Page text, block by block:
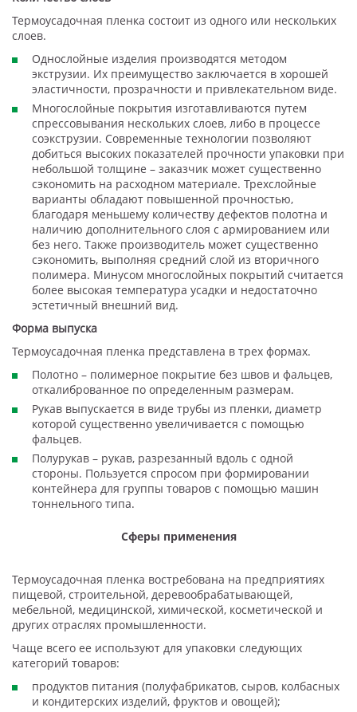
Термоусадочная пленка состоит из одного или нескольких
слоев.
Однослойные изделия производятся методом
экструзии. Их преимущество заключается в хорошей
эластичности, прозрачности и привлекательном виде.
Многослойные покрытия изготавливаются путем
спрессовывания нескольких слоев, либо в процессе
соэкструзии. Современные технологии позволяют
добиться высоких показателей прочности упаковки при
небольшой толщине – заказчик может существенно
сэкономить на расходном материале. Трехслойные
варианты обладают повышенной прочностью,
благодаря меньшему количеству дефектов полотна и
наличию дополнительного слоя с армированием или
без него. Также производитель может существенно
сэкономить, выполняя средний слой из вторичного
полимера. Минусом многослойных покрытий считается
более высокая температура усадки и недостаточно
эстетичный внешний вид.
Форма выпуска
Термоусадочная пленка представлена в трех формах.
Полотно – полимерное покрытие без швов и фальцев,
откалиброванное по определенным размерам.
Рукав выпускается в виде трубы из пленки, диаметр
которой существенно увеличивается с помощью
фальцев.
Полурукав – рукав, разрезанный вдоль с одной
стороны. Пользуется спросом при формировании
контейнера для группы товаров с помощью машин
тоннельного типа.
Сферы применения
Термоусадочная пленка востребована на предприятиях
пищевой, строительной, деревообрабатывающей,
мебельной, медицинской, химической, косметической и
других отраслях промышленности.
Чаще всего ее используют для упаковки следующих
категорий товаров:
продуктов питания (полуфабрикатов, сыров, колбасных
и кондитерских изделий, фруктов и овощей);